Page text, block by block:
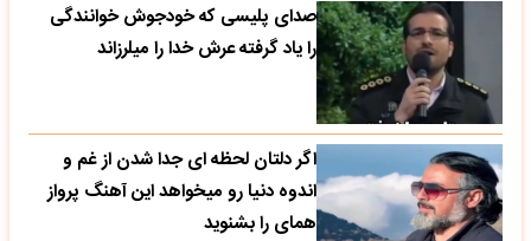
صدای پلیسی که خودجوش خوانندگی
را یاد گرفته عرش خدا را میلرزاند
اگر دلتان لحظه ای جدا شدن از غم و
اندوه دنیا رو میخواهد این آهنگ پرواز
همای را بشنوید